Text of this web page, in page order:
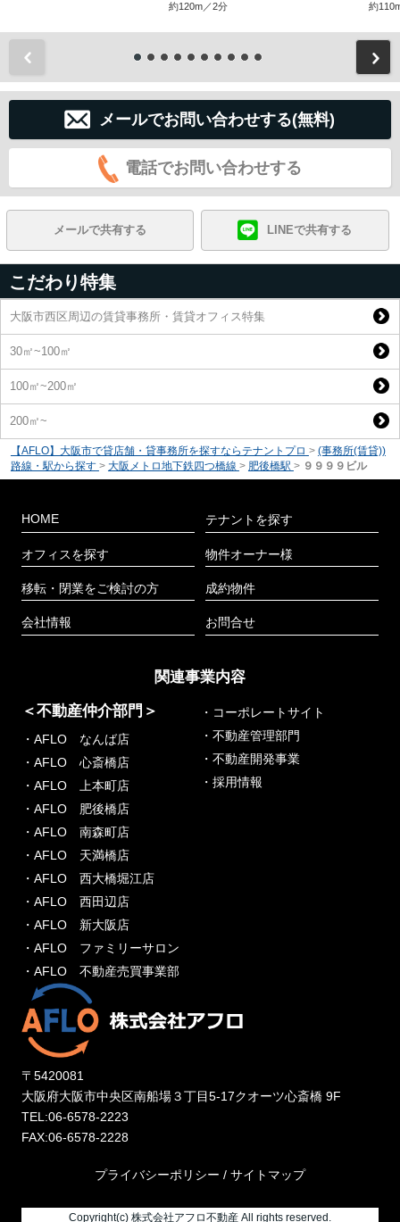
約120m／2分 約
メールでお問い合わせする(無料)
電話でお問い合わせする
メールで共有する LINEで共有する
こだわり特集
大阪市西区周辺の賃貸事務所・賃貸オフィス特集
30㎡~100㎡
100㎡~200㎡
200㎡~
【AFLO】大阪市で貸店舗・貸事務所を探すならテナントプロ > (事務所(賃貸))
路線・駅から探す > 大阪メトロ地下鉄四つ橋線 > 肥後橋駅 > ９９９９ビル
HOME
オフィスを探す
移転・閉業をご検討の方
会社情報
テナントを探す
物件オーナー様
成約物件
お問合せ
関連事業内容
＜不動産仲介部門＞
・AFLO なんば店
・AFLO 心斎橋店
・AFLO 上本町店
・AFLO 肥後橋店
・AFLO 南森町店
・AFLO 天満橋店
・AFLO 西大橋堀江店
・AFLO 西田辺店
・AFLO 新大阪店
・AFLO ファミリーサロン
・AFLO 不動産売買事業部
・コーポレートサイト
・不動産管理部門
・不動産開発事業
・採用情報
〒5420081
大阪府大阪市中央区南船場３丁目5-17クオーツ心斎橋 9F
TEL:06-6578-2223
FAX:06-6578-2228
プライバシーポリシー / サイトマップ
Copyright(c) 株式会社アフロ不動産 All rights reserved.